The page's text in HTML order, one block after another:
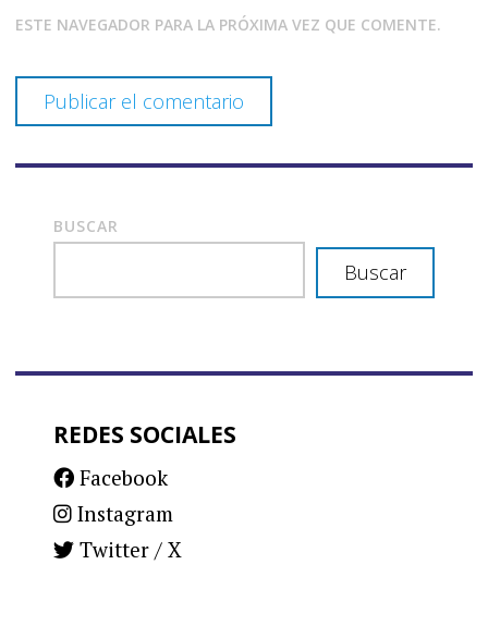
ESTE NAVEGADOR PARA LA PRÓXIMA VEZ QUE COMENTE.
BUSCAR
Buscar
REDES SOCIALES
Facebook
Instagram
Twitter / X